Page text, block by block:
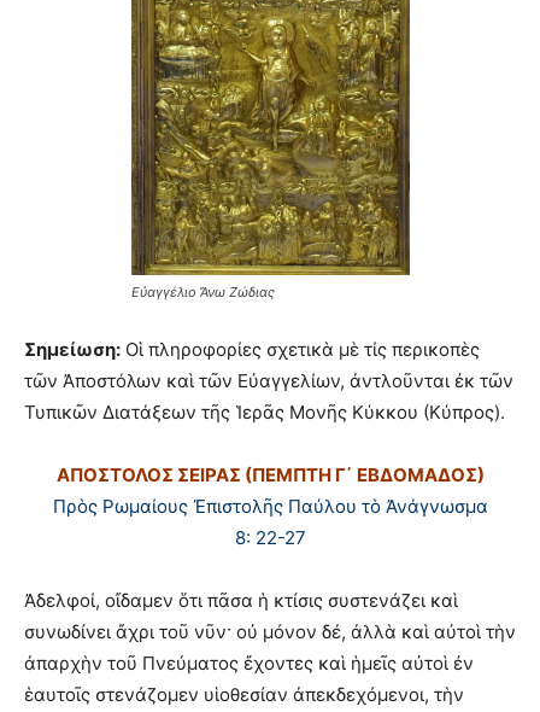
Εὐαγγέλιο Ἄνω Ζώδιας
Σημείωση: Οἱ πληροφορίες σχετικὰ μὲ τίς περικοπὲς
τῶν Ἀποστόλων καὶ τῶν Εὐαγγελίων, ἀντλοῦνται ἐκ τῶν
Τυπικῶν Διατάξεων τῆς Ἱερᾶς Μονῆς Κύκκου (Κύπρος).
ΑΠΟΣΤΟΛΟΣ ΣΕΙΡΑΣ (ΠΕΜΠΤΗ Γ΄ ΕΒΔΟΜΑΔΟΣ)
Πρὸς Ρωμαίους Ἐπιστολῆς Παύλου τὸ Ἀνάγνωσμα
8: 22-27
Ἀδελφοί, οἴδαμεν ὅτι πᾶσα ἡ κτίσις συστενάζει καὶ
συνωδίνει ἄχρι τοῦ νῦν· οὐ μόνον δέ, ἀλλὰ καὶ αὐτοὶ τὴν
ἀπαρχὴν τοῦ Πνεύματος ἔχοντες καὶ ἡμεῖς αὐτοὶ ἐν
ἑαυτοῖς στενάζομεν υἱοθεσίαν ἀπεκδεχόμενοι, τὴν